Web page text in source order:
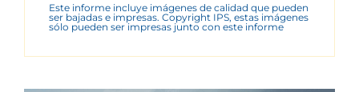
Este informe incluye imágenes de calidad que pueden
ser bajadas e impresas. Copyright IPS, estas imágenes
sólo pueden ser impresas junto con este informe